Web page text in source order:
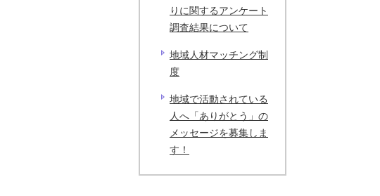
りに関するアンケート
調査結果について
地域人材マッチング制
度
地域で活動されている
人へ「ありがとう」の
メッセージを募集しま
す！